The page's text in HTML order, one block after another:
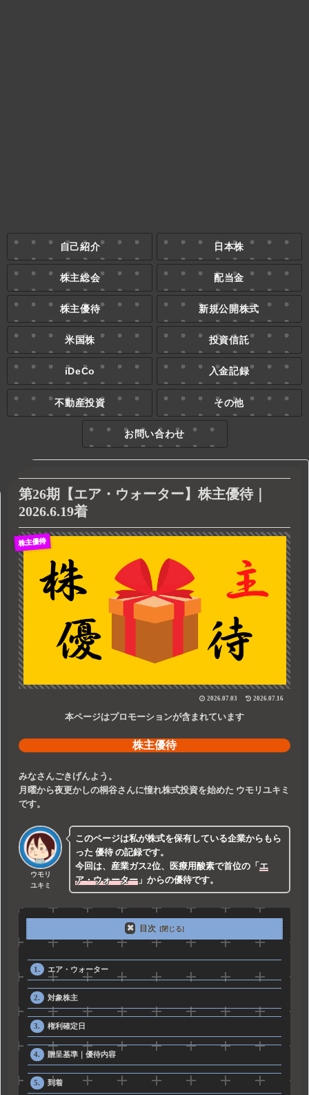
自己紹介 日本株
株主総会 配当金
株主優待 新規公開株式
米国株 投資信託
iDeCo 入金記録
不動産投資 その他
お問い合わせ
第26期【エア・ウォーター】株主優待｜
2026.6.19着
株主優待
2026.07.03 2026.07.16
本ページはプロモーションが含まれています
株主優待
みなさんごきげんよう。
月曜から夜更かしの桐谷さんに憧れ株式投資を始めた ウモリユキミ
です。
ウモリ
ユキミ
このページは私が株式を保有している企業からもら
った優待 の記録です。
今回は、産業ガス2位、医療用酸素で首位の 「エ
ア・ウォーター 」からの優待です。
目次
エア・ウォーター
対象株主
権利確定日
贈呈基準｜優待内容
到着